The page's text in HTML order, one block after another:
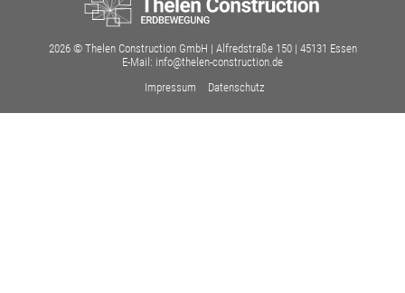
2026 © Thelen Construction GmbH | Alfredstraße 150 | 45131 Essen
E-Mail: info@thelen-construction.de
Impressum
Datenschutz